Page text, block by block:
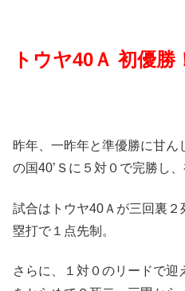
トウヤ40Ａ 初優勝
昨年、一昨年と準優勝に甘ん
の国40’Ｓに５対０で完勝し
試合はトウヤ40Ａが三回裏
塁打で１点先制。
さらに、１対０のリードで